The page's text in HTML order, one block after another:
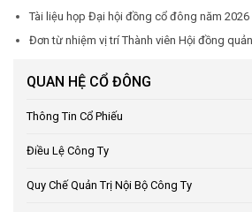
Tài liệu họp Đại hội đồng cổ đông năm 2026
Đơn từ nhiệm vị trí Thành viên Hội đồng
QUAN HỆ CỔ ĐÔNG
Thông Tin Cổ Phiếu
Điều Lệ Công Ty
Quy Chế Quản Trị Nội Bộ Công Ty